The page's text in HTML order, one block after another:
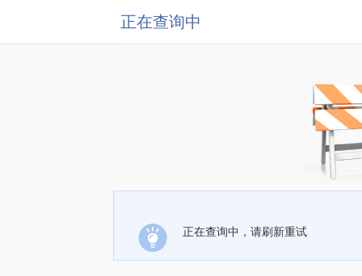
正在查询中
正在查询中，请刷新重试